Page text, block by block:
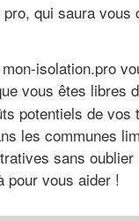
qui saura
isolation.pro
vous êtes libres
potentiels de vos
les communes
sans
pour vous aider !